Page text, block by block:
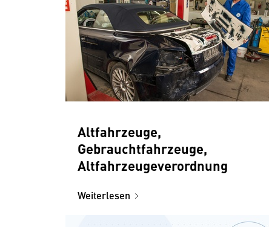
Altfahrzeuge,
Gebrauchtfahrzeuge,
Altfahrzeugeverordnung
Weiterlesen